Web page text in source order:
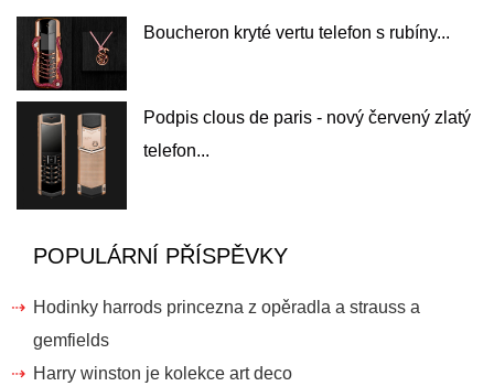
Boucheron kryté vertu telefon s rubíny...
Podpis clous de paris - nový červený zlatý
telefon...
POPULÁRNÍ PŘÍSPĚVKY
Hodinky harrods princezna z opěradla a strauss a
gemfields
Harry winston je kolekce art deco